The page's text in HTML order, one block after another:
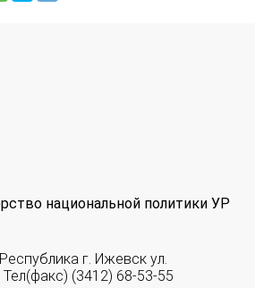
национальной политики УР
г. Ижевск ул.
(3412) 68-53-55